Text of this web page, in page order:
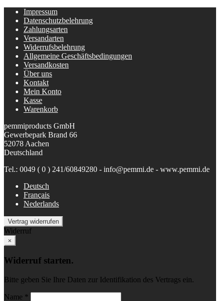
Impressum
Datenschutzbelehrung
Zahlungsarten
Versandarten
Widerrufsbelehrung
Allgemeine Geschäftsbedingungen
Versandkosten
Über uns
Kontakt
Mein Konto
Kasse
Warenkorb
pemmiproducts GmbH
Gewerbepark Brand 66
52078 Aachen
Deutschland
Tel.: 0049 ( 0 ) 241/60849280 - info@pemmi.de - www.pemmi.de
Deutsch
Français
Nederlands
Vertrag widerrufen
Widerruf
×
Widerruf starten.
Bitte geben Sie Ihre Daten zur Identifikation des Vertrags ein.
Name *